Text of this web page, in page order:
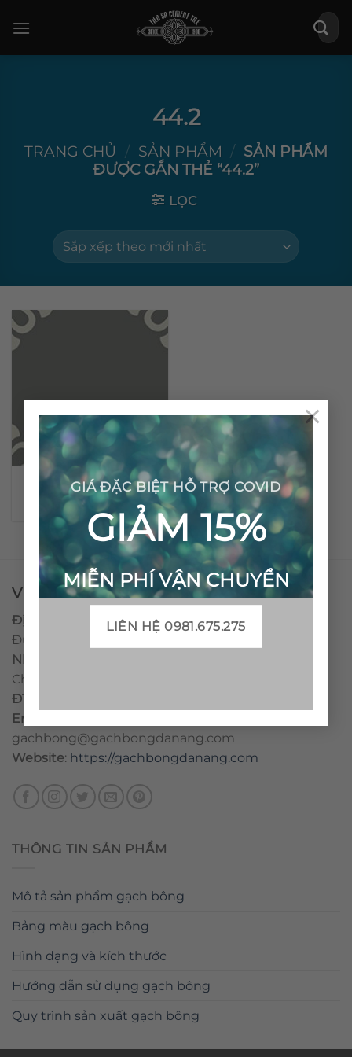
GIÁ ĐẶC BIỆT HỖ TRỢ COVID
GIẢM 15%
MIỄN PHÍ VẬN CHUYỂN
LIÊN HỆ 0981.675.275
×
qua
Tìm
kiếm:
44.2
TRANG CHỦ / SẢN PHẨM / SẢN PHẨM
ĐƯỢC GẮN THẺ “44.2”
LỌC
Gạch bông cổ điển CTS
44.2
VPĐD - CTY TNHH GẠCH BÔNG VIỆT NAM
Địa chỉ:
CCN Quán Lát, Xã Đức Chánh, Huyện Mộ
Đức, Tỉnh Quảng Ngãi
Nhà máy miền trung:
Chánh, Huyện Mộ Đức, Tỉnh Quảng Ngãi, Việt Nam
ĐT
Email
gachbong@gachbongdanang.com
Website: https://gachbongdanang.com
THÔNG TIN SẢN PHẨM
Mô tả sản phẩm gạch bông
Bảng màu gạch bông
Hình dạng và kích thước
Hướng dẫn sử dụng gạch bông
Quy trình sản xuất gạch bông